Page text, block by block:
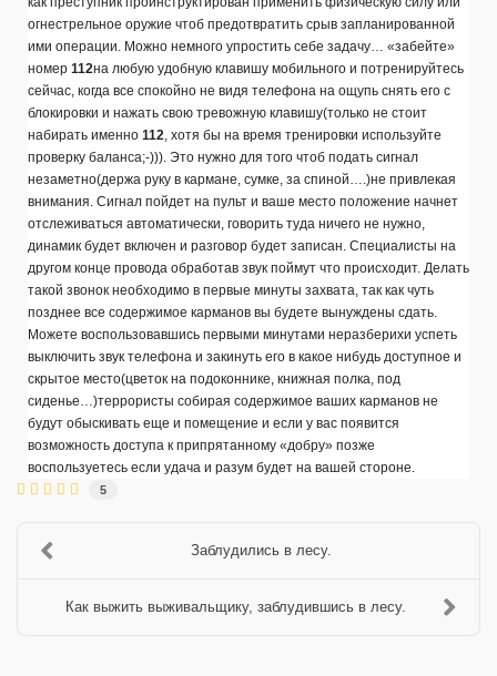
огнестрельное оружие чтоб предотвратить срыв запланированной
ими операции. Можно немного упростить себе задачу… «забейте»
номер 112на любую удобную клавишу мобильного и потренируйтесь
сейчас, когда все спокойно не видя телефона на ощупь снять его с
блокировки и нажать свою тревожную клавишу(только не стоит
набирать именно 112, хотя бы на время тренировки используйте
проверку баланса;-))). Это нужно для того чтоб подать сигнал
незаметно(держа руку в кармане, сумке, за спиной….)не привлекая
внимания. Сигнал пойдет на пульт и ваше место положение начнет
отслеживаться автоматически, говорить туда ничего не нужно,
динамик будет включен и разговор будет записан. Специалисты на
другом конце провода обработав звук поймут что происходит. Делать
такой звонок необходимо в первые минуты захвата, так как чуть
позднее все содержимое карманов вы будете вынуждены сдать.
Можете воспользовавшись первыми минутами неразберихи успеть
выключить звук телефона и закинуть его в какое нибудь доступное и
скрытое место(цветок на подоконнике, книжная полка, под
сиденье…)террористы собирая содержимое ваших карманов не
будут обыскивать еще и помещение и если у вас появится
возможность доступа к припрятанному «добру» позже
воспользуетесь если удача и разум будет на вашей стороне.
5
Заблудились в лесу.
Как выжить выживальщику, заблудившись в лесу.